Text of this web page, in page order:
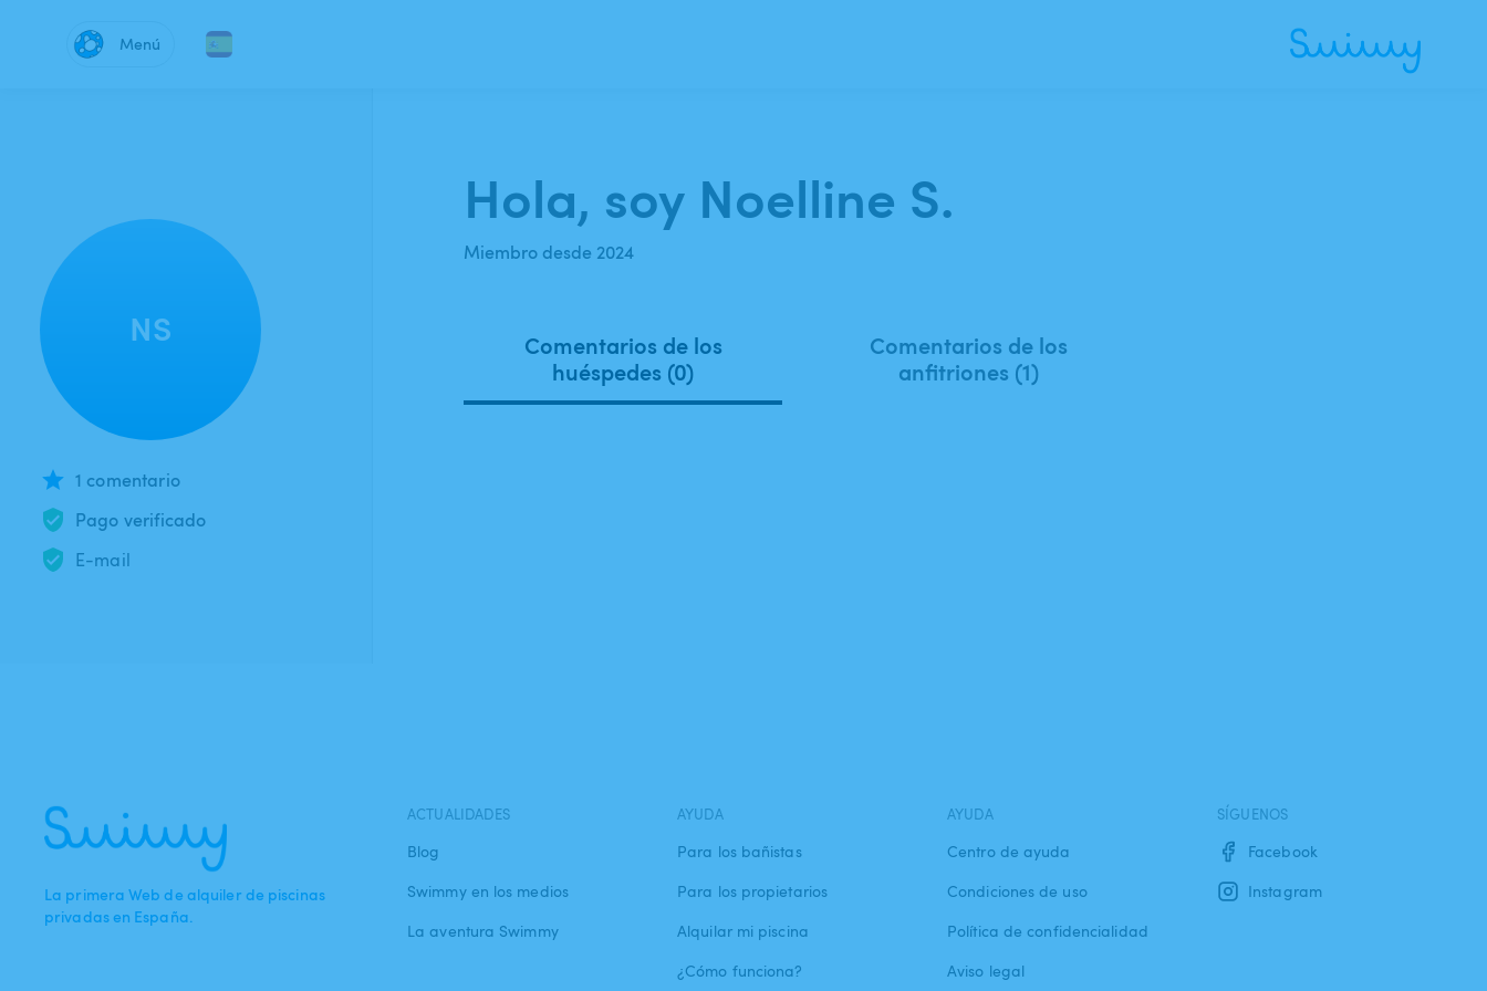
Menú
NS
1 comentario
Pago verificado
E-mail
Hola, soy Noelline S.
Miembro desde 2024
Comentarios de los
huéspedes (0)
Comentarios de los
anfitriones (1)
La primera Web de alquiler de piscinas
privadas en España.
ACTUALIDADES
Blog
Swimmy en los medios
La aventura Swimmy
AYUDA
Para los bañistas
Para los propietarios
Alquilar mi piscina
¿Cómo funciona?
AYUDA
Centro de ayuda
Condiciones de uso
Política de confidencialidad
Aviso legal
SÍGUENOS
Facebook
Instagram